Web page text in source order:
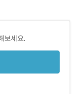
보세요.